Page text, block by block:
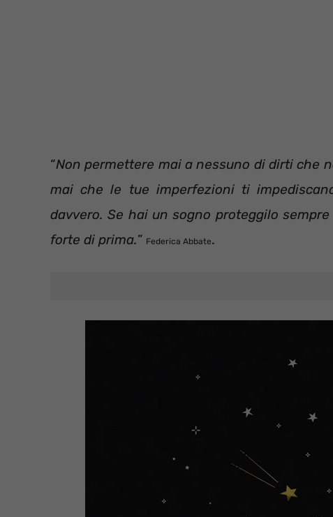
“Non permettere mai a nessuno di dirti che
mai che le tue imperfezioni ti
davvero. Se hai un sogno proteggilo
forte di prima.” Federica Abbate.